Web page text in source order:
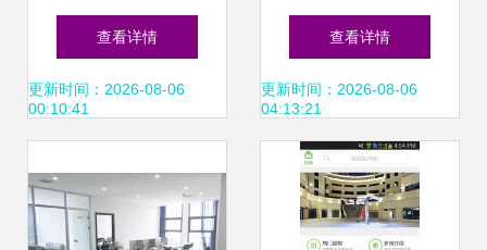
赋能 解读2023年
房地产经纪行业新
查看详情
更新时间：2026-08-06
00:10:41
高效的房产中介解
决方案
查看详情
更新时间：2026-08-06
04:13:21